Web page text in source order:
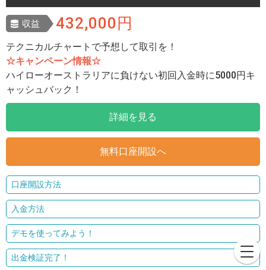
収益 432,000円
テクニカルチャートで予想して取引を！
☆キャンペーン情報☆
ハイローオーストラリアに負けない初回入金時に5000円キ
ャッシュバック！
詳細を見る
無料口座開設へ
口座開設方法
入金方法
デモを使ってみよう！
出金検証完了！